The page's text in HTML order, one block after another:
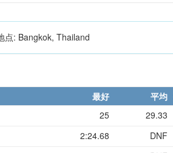
点: Bangkok, Thailand
最好 平均
25 29.33
2:24.68 DNF